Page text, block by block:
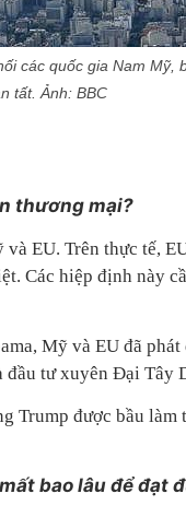
các quốc gia Nam Mỹ,
tất. Ảnh: BBC
thương mại?
EU. Trên thực tế,
Các hiệp định này
Mỹ và EU đã
tư xuyên Đại Tây
Trump được bầu làm
bao lâu để đạt